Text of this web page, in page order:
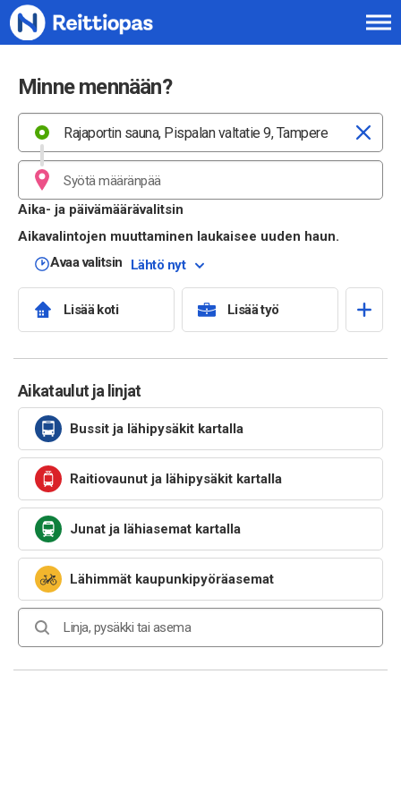
Siirry sisältöön
Minne mennään?
Aika- ja päivämäärävalitsin
Aikavalintojen muuttaminen laukaisee uuden haun.
Avaa valitsin
Lähtö nyt
Lisää koti Lisää työ
Aikataulut ja linjat
Bussit ja lähipysäkit kartalla
Raitiovaunut ja lähipysäkit kartalla
Junat ja lähiasemat kartalla
Lähimmät kaupunkipyöräasemat